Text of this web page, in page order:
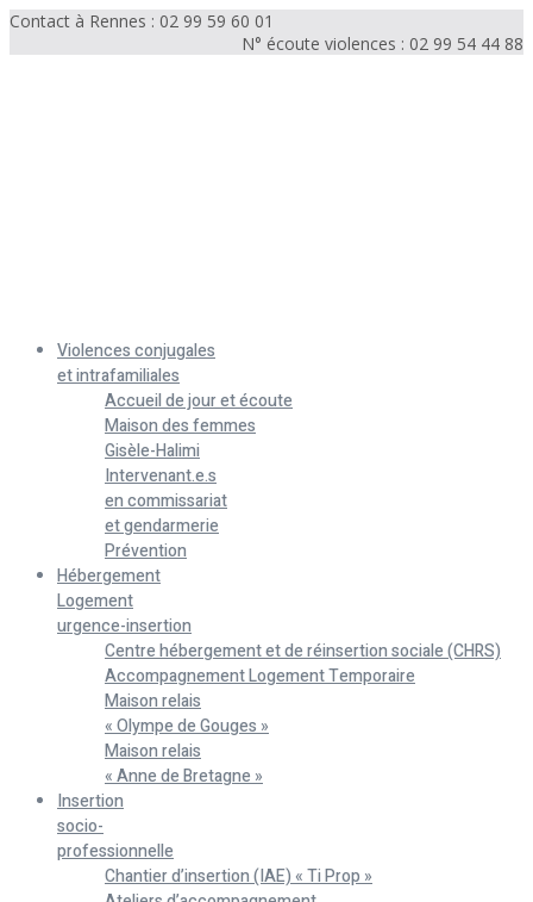
Contact à Rennes : 02 99 59 60 01
N° écoute violences : 02 99 54 44 88
Violences conjugales
et intrafamiliales
Accueil de jour et écoute
Maison des femmes
Gisèle-Halimi
Intervenant.e.s
en commissariat
et gendarmerie
Prévention
Hébergement
Logement
urgence-insertion
Centre hébergement et de réinsertion sociale (CHRS)
Accompagnement Logement Temporaire
Maison relais
« Olympe de Gouges »
Maison relais
« Anne de Bretagne »
Insertion
socio-
professionnelle
Chantier d’insertion (IAE) « Ti Prop »